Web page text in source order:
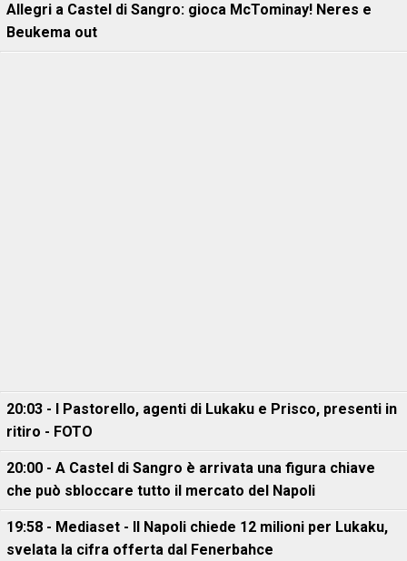
Allegri a Castel di Sangro: gioca McTominay! Neres e
Beukema out
20:03 - I Pastorello, agenti di Lukaku e Prisco, presenti in
ritiro - FOTO
20:00 - A Castel di Sangro è arrivata una figura chiave
che può sbloccare tutto il mercato del Napoli
19:58 - Mediaset - Il Napoli chiede 12 milioni per Lukaku,
svelata la cifra offerta dal Fenerbahce